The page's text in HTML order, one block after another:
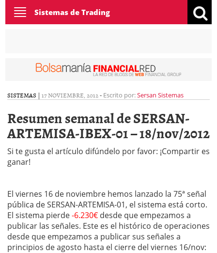
Toggle
navigation
Sistemas de Trading
SISTEMAS | 17 NOVIEMBRE, 2012- Escrito por:Sersan Sistemas
Resumen semanal de SERSAN-
ARTEMISA-IBEX-01 – 18/nov/2012
Si te gusta el artículo difúndelo por favor: ¡Compartir es
ganar!
El viernes 16 de noviembre hemos lanzado la 75ª señal
pública de SERSAN-ARTEMISA-01, el sistema está corto.
El sistema pierde-6.230€ desde que empezamos a
publicar las señales. Este es el histórico de operaciones
desde que empezamos a publicar sus señales a
principios de agosto hasta el cierre del viernes 16/nov: